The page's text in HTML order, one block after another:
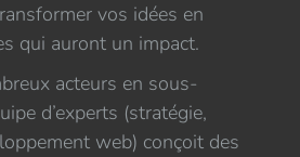
vos idées en
qui auront un impact.
acteurs en sous-
d’experts (stratégie,
web) conçoit des